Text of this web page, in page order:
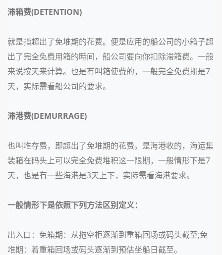
滞箱费(DETENTION)
就是指超出了免堆期的花费。便是应用的船公司的小箱子超
出了完全免费用箱的時间，船公司要向你扣除滞箱费。一般
来说按天来计算。也是有叫箱使费的，一般完全免费期是7
天，实际需看船公司的要求。
滞港费(DEMURRAGE)
也叫堆存费，即超出了免堆期的花费。是海港收的，海运集
装箱在码头上可以完全免费堆积这一限期，一般情形下是7
天，也是有一些海港是3天上下，实际需看海港要求。
一般情形下是依照下列方法区别定义：
出入口：免箱期：从拖空柜逐渐到重箱回场或码头截至;免
堆期：着重箱回场或码头逐渐到预估坐船日截至。